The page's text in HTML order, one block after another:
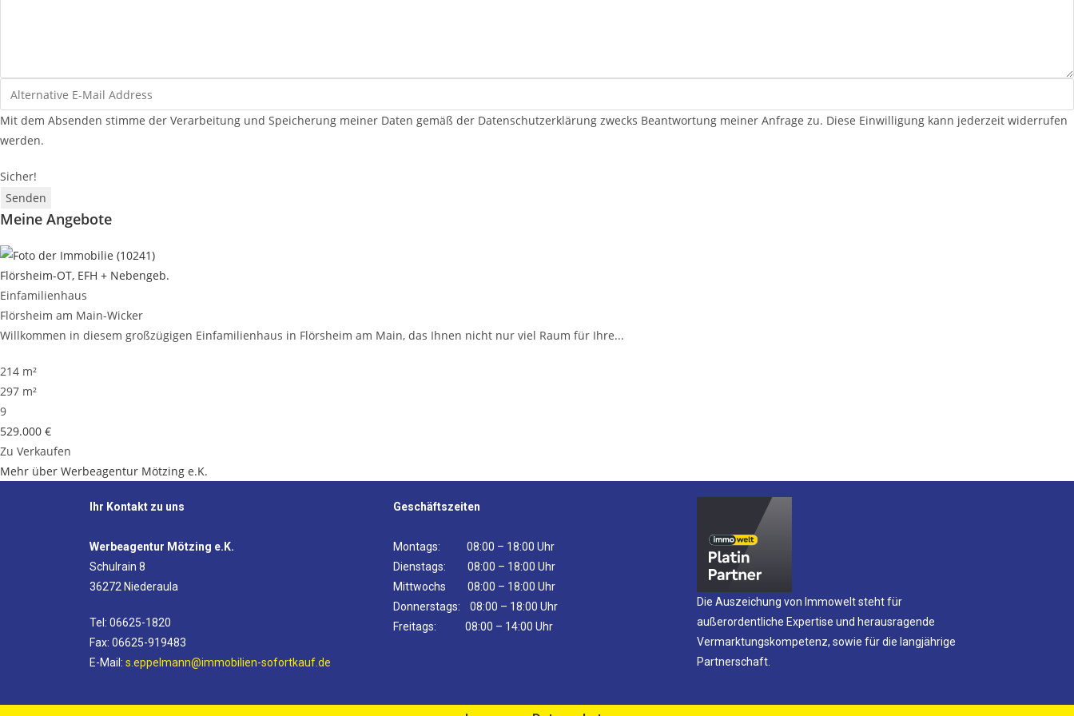
Mit dem Absenden stimme der Verarbeitung und Speicherung meiner Daten gemäß der Datenschutzerklärung zwecks Beantwortung meiner Anfrage zu. Diese Einwilligung kann jederzeit widerrufen
werden.
Sicher!
Senden
Meine Angebote
Flörsheim-OT, EFH + Nebengeb.
Einfamilienhaus
Flörsheim am Main-Wicker
Willkommen in diesem großzügigen Einfamilienhaus in Flörsheim am Main, das Ihnen nicht nur viel Raum für Ihre...
214 m²
297 m²
9
529.000 €
Zu Verkaufen
Mehr über Werbeagentur Mötzing e.K.
Ihr Kontakt zu uns
Werbeagentur Mötzing e.K.
Schulrain 8
36272 Niederaula
Tel: 06625-1820
Fax: 06625-919483
E-Mail: s.eppelmann@immobilien-sofortkauf.de
Geschäftszeiten
Montags: 08:00 – 18:00 Uhr
Dienstags: 08:00 – 18:00 Uhr
Mittwochs 08:00 – 18:00 Uhr
Donnerstags: 08:00 – 18:00 Uhr
Freitags: 08:00 – 14:00 Uhr
Die Auszeichung von Immowelt steht für
außerordentliche Expertise und herausragende
Vermarktungskompetenz, sowie für die langjährige
Partnerschaft.